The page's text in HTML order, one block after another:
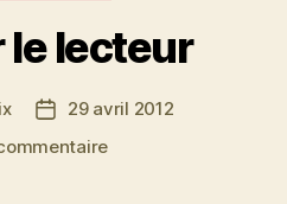
le lecteur
Date29 avril 2012
sur